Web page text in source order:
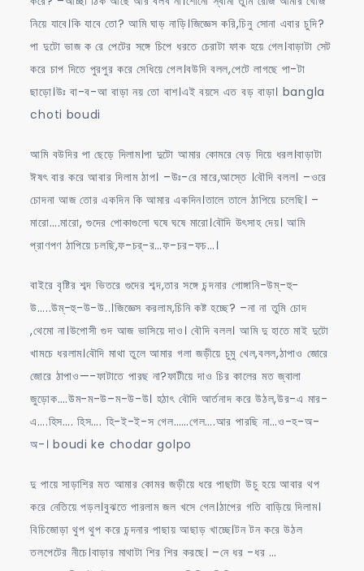
নিয়ে যাবে।কি যাবে তো? আমি ঘাড় নাড়ি।জিজ্ঞেস করি,চিনু সোনা এবার চুদি?
পা দুটো ভাজ ক রে পেটের সঙ্গে চিপে ধরতে চেরাটা ফাক হয়ে গেল।বাড়াটা সেট
করে চাপ দিতে পুরপুর করে সেধিয়ে গেল।বউদি বলল,পেটে লাগছে পা-টা
ছাড়ো।উঃ বা-ব-আ বাড়া নয় তো বাশ।এই বয়সে এত বড় বাড়া। bangla
choti boudi
আমি বউদির পা ছেড়ে দিলাম।পা দুটো আমার কোমরে বেড় দিয়ে ধরল।বাড়াটা
ঈষৎ বার করে আবার দিলাম ঠাপ। –উঃ-রে মারে,আস্তে ।বৌদি বলল। –ওরে
চোদনা আজ তোর একদিন কি আমার একদিন।তালে তালে ঠাপিয়ে চলেছি। –
মারো….মারো, গুদের পোকাগুলো ঘষে ঘষে মারো।বৌদি উৎসাহ দেয়। আমি
প্রাণপণ ঠাপিয়ে চলছি,ফ-চর্-র…ফ-চর-ফচ…।
বাইরে বৃষ্টির শব্দ ভিতরে গুদের শব্দ,তার সঙ্গে চন্দনার গোঙ্গানি-উম্-হু-
উ…..উম্-হু-উ-উ..।জিজ্ঞেস করলাম,চিনি কষ্ট হচ্ছে? –না না তুমি চোদ
,থেমো না।উপোসী গুদ আজ ভাসিয়ে দাও। বৌদি বলল। আমি দু হাতে মাই দুটো
খামচে ধরলাম।বৌদি মাথা তুলে আমার গলা জড়ীয়ে চুমু খেল,বলল,ঠাপাও জোরে
জোরে ঠাপাও—-ফাটাতে পারছ না?ফাটীয়ে দাও চির কালের মত জ্বালা
জুড়োক….উম-ম-উ–ম-উ-উ। হঠাৎ বৌদি আর্তনাদ করে উঠল,উর-এ মার-
এ….হিস…. হিস…. হি-ই-ই-স গেল……গেল….আর পারছি না…ও-হ-অ-
অ-। boudi ke chodar golpo
দু পায়ে সাড়াশির মত আমার কোমর জড়ীয়ে ধরে পাছাটা উচু হয়ে আবার থপ
করে নেতিয়ে পড়ল।বুঝতে পারলাম জল খসে গেল।ঠাপের গতি বাড়িয়ে দিলাম।
বিচিজোড়া থুপ থুপ করে চন্দনার পাছায় আছাড় খাচ্ছে।টন টন করে উঠল
তলপেটের নীচে।বাড়ার মাথাটা শির শির করছে। –নে ধর -ধর …